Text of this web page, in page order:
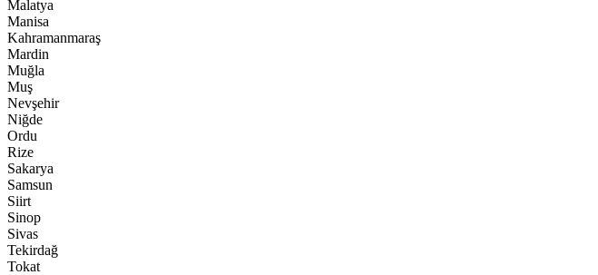
Malatya
Manisa
Kahramanmaraş
Mardin
Muğla
Muş
Nevşehir
Niğde
Ordu
Rize
Sakarya
Samsun
Siirt
Sinop
Sivas
Tekirdağ
Tokat